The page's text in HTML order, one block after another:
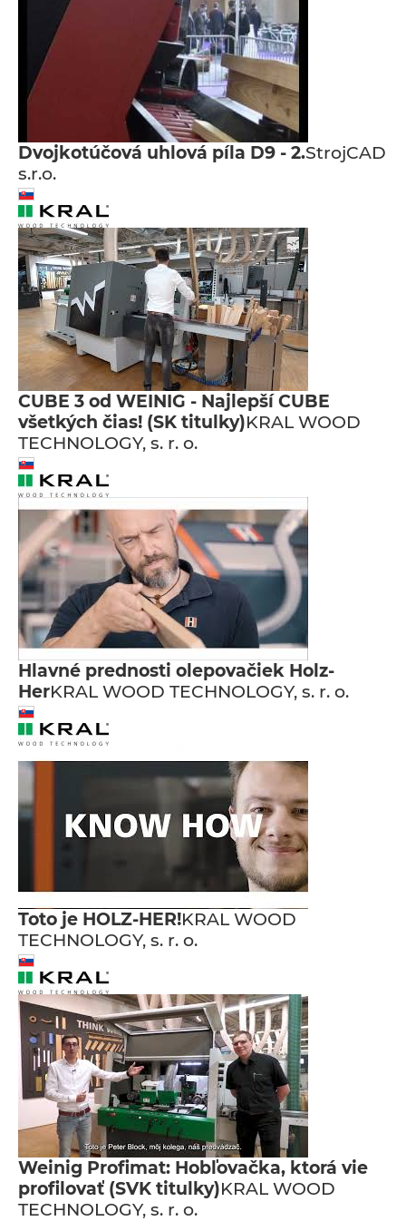
Dvojkotúčová uhlová píla D9 - 2.StrojCAD
s.r.o.
CUBE 3 od WEINIG - Najlepší CUBE
všetkých čias! (SK titulky)KRAL WOOD
TECHNOLOGY, s. r. o.
Hlavné prednosti olepovačiek Holz-
HerKRAL WOOD TECHNOLOGY, s. r. o.
Toto je HOLZ-HER!KRAL WOOD
TECHNOLOGY, s. r. o.
Weinig Profimat: Hobľovačka, ktorá vie
profilovať (SVK titulky)KRAL WOOD
TECHNOLOGY, s. r. o.